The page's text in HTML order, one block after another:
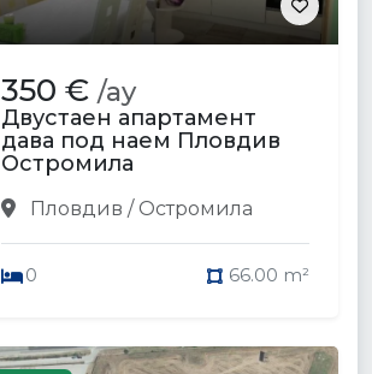
350 € /ay
Двустаен апартамент
дава под наем Пловдив
Остромила
Пловдив / Остромила
0 66.00 m²